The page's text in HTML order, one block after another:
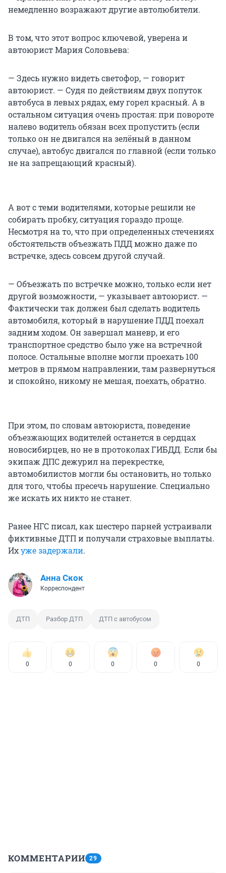
немедленно возражают другие автолюбители.
В том, что этот вопрос ключевой, уверена и
автоюрист Мария Соловьева:
— Здесь нужно видеть светофор, — говорит
автоюрист. — Судя по действиям двух попуток
автобуса в левых рядах, ему горел красный. А в
остальном ситуация очень простая: при повороте
налево водитель обязан всех пропустить (если
только он не двигался на зелёный в данном
случае), автобус двигался по главной (если только
не на запрещающий красный).
А вот с теми водителями, которые решили не
собирать пробку, ситуация гораздо проще.
Несмотря на то, что при определенных стечениях
обстоятельств объезжать ПДД можно даже по
встречке, здесь совсем другой случай.
— Объезжать по встречке можно, только если нет
другой возможности, — указывает автоюрист. —
Фактически так должен был сделать водитель
автомобиля, который в нарушение ПДД поехал
задним ходом. Он завершал маневр, и его
транспортное средство было уже на встречной
полосе. Остальные вполне могли проехать 100
метров в прямом направлении, там развернуться
и спокойно, никому не мешая, поехать, обратно.
При этом, по словам автоюриста, поведение
объезжающих водителей останется в сердцах
новосибирцев, но не в протоколах ГИБДД. Если бы
экипаж ДПС дежурил на перекрестке,
автомобилистов могли бы остановить, но только
для того, чтобы пресечь нарушение. Специально
же искать их никто не станет.
Ранее НГС писал, как шестеро парней устраивали
фиктивные ДТП и получали страховые выплаты.
Ихуже задержали.
Анна Скок
Корреспондент
ДТП Разбор ДТП ДТП с автобусом
0 0 0 0 0
КОММЕНТАРИИ 29